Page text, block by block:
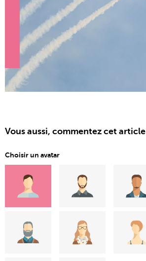
Vous aussi, commentez cet article
Choisir un avatar